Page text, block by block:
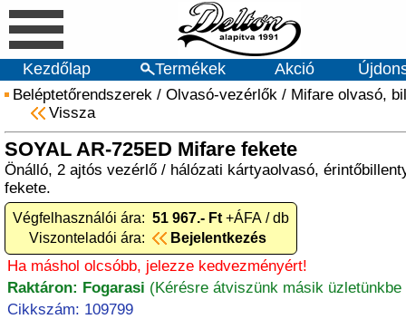
Kezdőlap Termékek Akció
Beléptetőrendszerek / Olvasó-vezérlők / Mifare olvasó,
Vissza
SOYAL AR-725ED Mifare fekete
Önálló, 2 ajtós vezérlő / hálózati kártyaolvasó,
fekete.
Végfelhasználói ára: 51 967.- Ft +ÁFA / db
Viszonteladói ára:
Bejelentkezés
Ha máshol olcsóbb, jelezze kedvezményért!
Raktáron: Fogarasi (Kérésre átviszünk másik üzletünkbe
Cikkszám: 109799